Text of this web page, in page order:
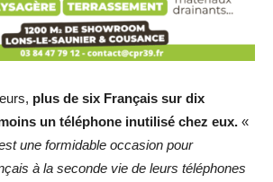
plus de six Français sur dix
un téléphone inutilisé chez eux. «
une formidable occasion pour
à la seconde vie de leurs téléphones